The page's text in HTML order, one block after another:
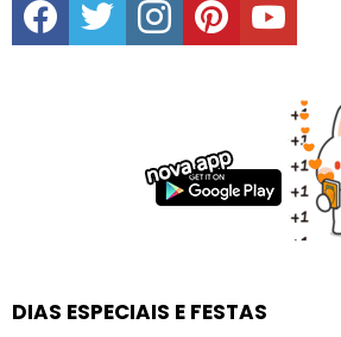
DIAS ESPECIAIS E FESTAS